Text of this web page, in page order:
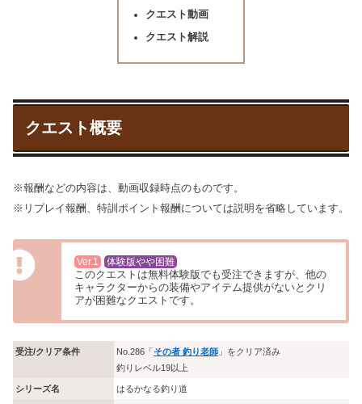
クエスト動画
クエスト解説
クエスト概要
※報酬などの内容は、動画収録時点のものです。
※リプレイ報酬、特訓ポイント報酬については説明を省略しています。
Ver.1
体験版やや困難
このクエストは無料体験版でも受注できますが、他の
キャラクターからの装備やアイテム提供がないとクリ
アが困難なクエストです。
受注/クリア条件 No.286「 その者 釣り老師 」をクリア済み
釣りレベル19以上
シリーズ名 はるかなる釣り道